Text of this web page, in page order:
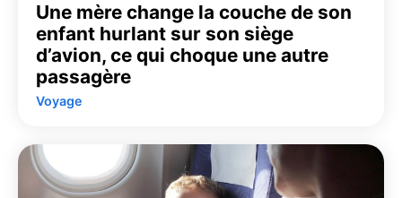
Une mère change la couche de son
enfant hurlant sur son siège
d’avion, ce qui choque une autre
passagère
Voyage